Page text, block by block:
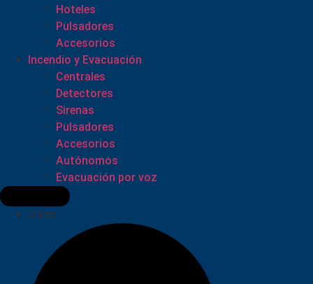
Hoteles
Pulsadores
Accesorios
Incendio y Evacuación
Centrales
Detectores
Sirenas
Pulsadores
Accesorios
Autónomos
Evacuación por voz
Otros